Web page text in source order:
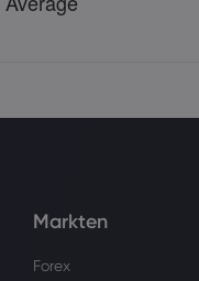
Markten
Forex